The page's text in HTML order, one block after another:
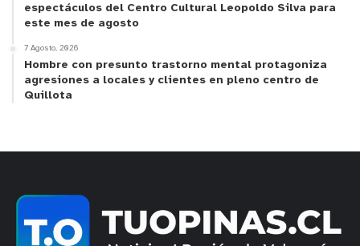
El bono debe solicitarse ante el Instituto de
Previsión Social y la Superintendencia de
Seguridad Social será la entidad encargada de
fiscalizar el otorgamiento, pudiendo dictar una
·Funcionarios Públicos:
públicos (administración pública, servicios
espectáculos del Centro Cultural Leopoldo Silva para
este mes de agosto
7 Agosto, 2026
Hombre con presunto trastorno mental protagoniza
agresiones a locales y clientes en pleno centro de
Quillota